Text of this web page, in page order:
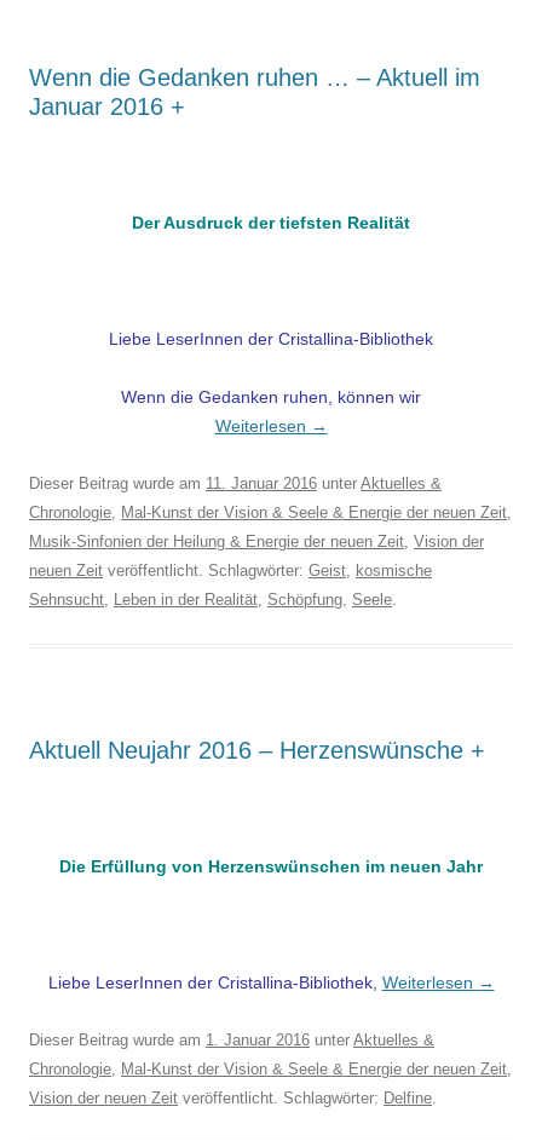
Wenn die Gedanken ruhen … – Aktuell im
Januar 2016 +
Der Ausdruck der tiefsten Realität
Liebe LeserInnen der Cristallina-Bibliothek
Wenn die Gedanken ruhen, können wir
Weiterlesen →
Dieser Beitrag wurde am 11. Januar 2016 unter Aktuelles &
Chronologie, Mal-Kunst der Vision & Seele & Energie der neuen Zeit,
Musik-Sinfonien der Heilung & Energie der neuen Zeit, Vision der
neuen Zeit veröffentlicht. Schlagwörter: Geist, kosmische
Sehnsucht, Leben in der Realität, Schöpfung, Seele.
Aktuell Neujahr 2016 – Herzenswünsche +
Die Erfüllung von Herzenswünschen im neuen Jahr
Liebe LeserInnen der Cristallina-Bibliothek, Weiterlesen →
Dieser Beitrag wurde am 1. Januar 2016 unter Aktuelles &
Chronologie, Mal-Kunst der Vision & Seele & Energie der neuen Zeit,
Vision der neuen Zeit veröffentlicht. Schlagwörter: Delfine.